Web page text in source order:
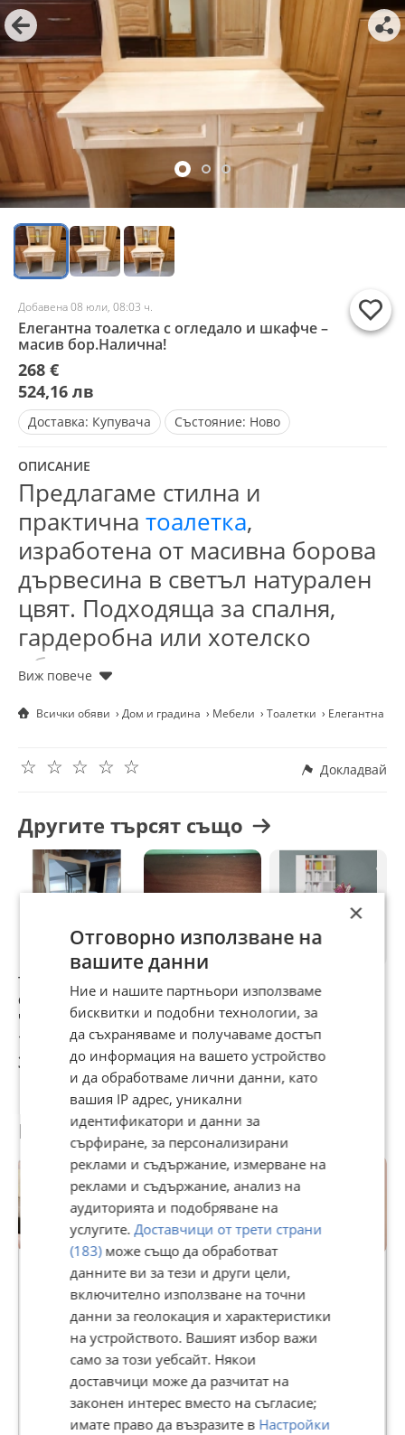
Добавена 08 юли, 08:03 ч.
Елегантна тоалетка с огледало и шкафче –
масив бор.Налична!
268 €
524,16 лв
Доставка: Купувача Състояние: Ново
ОПИСАНИЕ
Предлагаме стилна и
практична тоалетка,
изработена от масивна борова
дървесина в светъл натурален
цвят. Подходяща за спалня,
гардеробна или хотелско
обзавеждане.
✅ Голямо огледало с елегантна
рамка
козметика и аксесоари
✅ Шкафче с вътрешен рафт за
✅ Здрава и стабилна конструкция
✅ Изчистен дизайн, лесен за
съчетаване с различни интериори
✅ Изработена от естествено дърво
Тоалетката съчетава
практичност и естетика, като
осигурява достатъчно място за
съхранение и комфорт при
ежедневна употреба.
Състояние:Нова
Материал:Масив бор
Цвят:Светъл натурален дървесен
декор
Размери: Ш/Д/В 90х50х80
см.,огледалото е с височина 82 см.
📞 За повече информация,
размери и цена – свържете се с
нас.
Всички обяви Дом и градина Мебели Тоалетки Елегантна
☆
☆
☆
☆
☆ Докладвай
Другите търсят също
Тоалетка с
огледало масив-
чам
199 €
389,21 лв
огледало
10 €
19,56 лв
огледало
120 €
234,70 лв
Потребител
Premium
КРАСИ-М79
642рейтинг
В Bazar.BG от 29 март 2013г.
Последно активен вчера в 18:37 ч.
Телефон(и):0895037678
https://www.alo.bg/users/mebelikrasi.m
×
Отговорно използване на
вашите данни
Ние и нашите партньори използваме
бисквитки и подобни технологии, за
да съхраняваме и получаваме достъп
до информация на вашето устройство
и да обработваме лични данни, като
вашия IP адрес, уникални
идентификатори и данни за
сърфиране, за персонализирани
реклами и съдържание, измерване на
реклами и съдържание, анализ на
аудиторията и подобряване на
услугите. Доставчици от трети страни
(183)може също да обработват
данните ви за тези и други цели,
включително използване на точни
данни за геолокация и характеристики
на устройството. Вашият избор важи
само за този уебсайт. Някои
доставчици може да разчитат на
законен интерес вместо на съгласие;
имате право да възразите в Настройки